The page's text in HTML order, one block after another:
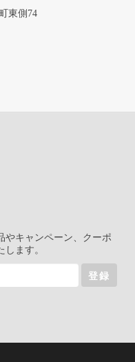
東側74
やキャンペーン、クーポ
ます。
登録